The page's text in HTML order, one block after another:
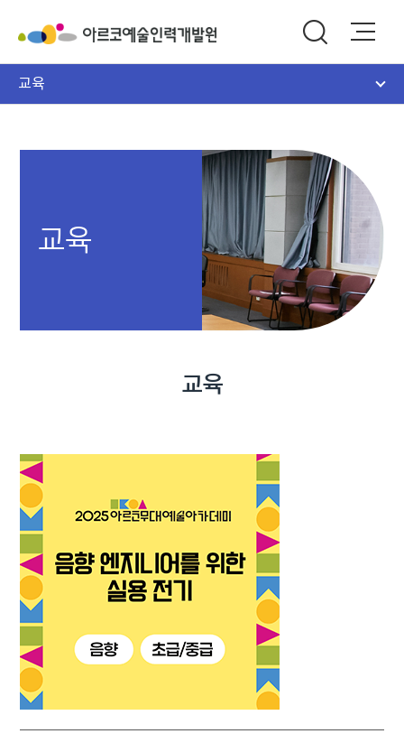
교육
교육
교육